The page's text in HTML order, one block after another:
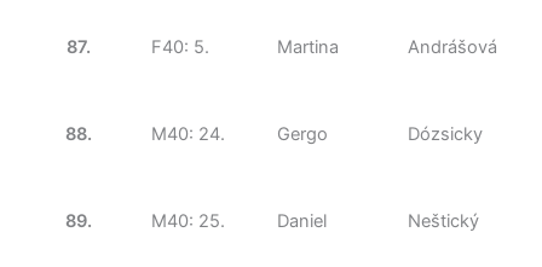
87. F40: 5. Martina Andrášová
88. M40: 24. Gergo Dózsicky
89. M40: 25. Daniel Neštický